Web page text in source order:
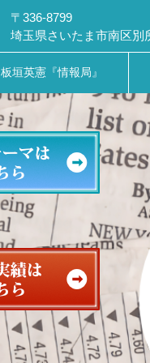
〒336-8799
埼玉県さいたま市南区別
板垣英憲『情報局』